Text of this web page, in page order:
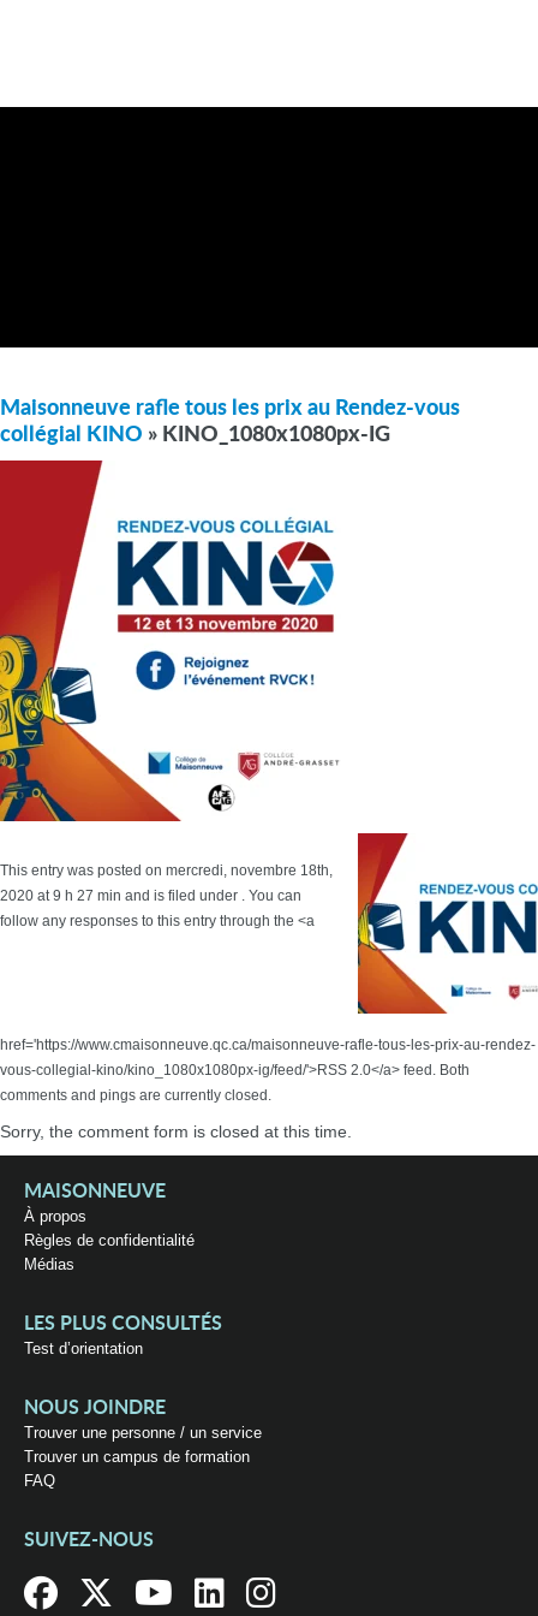
Maisonneuve rafle tous les prix au Rendez-vous
collégial KINO » KINO_1080x1080px-IG
This entry was posted on mercredi, novembre 18th,
2020 at 9 h 27 min and is filed under . You can
follow any responses to this entry through the <a
href='https://www.cmaisonneuve.qc.ca/maisonneuve-rafle-tous-les-prix-au-rendez-
vous-collegial-kino/kino_1080x1080px-ig/feed/'>RSS 2.0</a> feed. Both
comments and pings are currently closed.
Sorry, the comment form is closed at this time.
MAISONNEUVE
À propos
Règles de confidentialité
Médias
LES PLUS CONSULTÉS
Test d’orientation
NOUS JOINDRE
Trouver une personne / un service
Trouver un campus de formation
FAQ
SUIVEZ-NOUS